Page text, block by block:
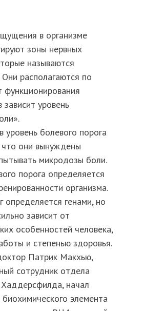
в организме
зоны нервных
называются
располагаются по
функционирования
уровень
уровень болевого порога
они вынуждены
микродозы боли.
порога определяется
организма.
определяется генами, но
зависит от
особенностей человека,
и степенью здоровья.
Патрик Макхью,
сотрудник отдела
Хаддерсфилда, начал
элемента